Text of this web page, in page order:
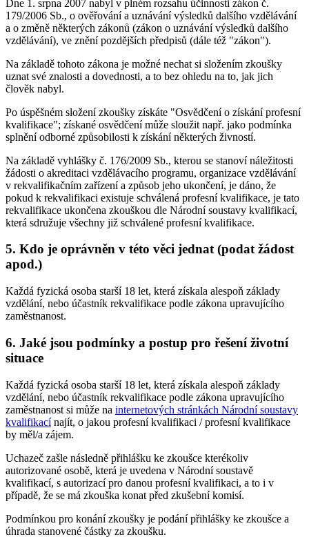
Dne 1. srpna 2007 nabyl v plném rozsahu účinnosti zákon č.
179/2006 Sb., o ověřování a uznávání výsledků dalšího vzdělávání
a o změně některých zákonů (zákon o uznávání výsledků dalšího
vzdělávání), ve znění pozdějších předpisů (dále též "zákon").
Na základě tohoto zákona je možné nechat si složením zkoušky
uznat své znalosti a dovednosti, a to bez ohledu na to, jak jich
člověk nabyl.
Po úspěšném složení zkoušky získáte "Osvědčení o získání profesní
kvalifikace"; získané osvědčení může sloužit např. jako podmínka
splnění odborné způsobilosti k získání některých živností.
Na základě vyhlášky č. 176/2009 Sb., kterou se stanoví náležitosti
žádosti o akreditaci vzdělávacího programu, organizace vzdělávání
v rekvalifikačním zařízení a způsob jeho ukončení, je dáno, že
pokud k rekvalifikaci existuje schválená profesní kvalifikace, je tato
rekvalifikace ukončena zkouškou dle Národní soustavy kvalifikací,
která sdružuje všechny již schválené profesní kvalifikace.
5. Kdo je oprávněn v této věci jednat (podat žádost
apod.)
Každá fyzická osoba starší 18 let, která získala alespoň základy
vzdělání, nebo účastník rekvalifikace podle zákona upravujícího
zaměstnanost.
6. Jaké jsou podmínky a postup pro řešení životní
situace
Každá fyzická osoba starší 18 let, která získala alespoň základy
vzdělání, nebo účastník rekvalifikace podle zákona upravujícího
zaměstnanost si může na internetových stránkách Národní soustavy
kvalifikacínajít, o jakou profesní kvalifikaci / profesní kvalifikace
by měl/a zájem.
Uchazeč zašle následně přihlášku ke zkoušce kterékoliv
autorizované osobě, která je uvedena v Národní soustavě
kvalifikací, s autorizací pro danou profesní kvalifikaci, a to i v
případě, že se má zkouška konat před zkušební komisí.
Podmínkou pro konání zkoušky je podání přihlášky ke zkoušce a
úhrada stanovené částky za zkoušku.